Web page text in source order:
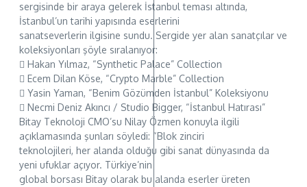
sergisinde bir araya gelerek İstanbul teması altında,
İstanbul’un tarihi yapısında eserlerini
sanatseverlerin ilgisine sundu. Sergide yer alan sanatçılar ve
koleksiyonları şöyle sıralanıyor:
 Hakan Yılmaz, “Synthetic Palace” Collection
 Ecem Dilan Köse, “Crypto Marble” Collection
 Yasin Yaman, “Benim Gözümden İstanbul” Koleksiyonu
 Necmi Deniz Akıncı / Studio Bigger, “İstanbul Hatırası”
Bitay Teknoloji CMO’su Nilay Özmen konuyla ilgili
açıklamasında şunları söyledi: “Blok zinciri
teknolojileri, her alanda olduğu gibi sanat dünyasında da
yeni ufuklar açıyor. Türkiye’nin
global borsası Bitay olarak bu alanda eserler üreten